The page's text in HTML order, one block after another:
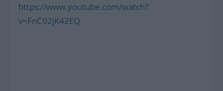
https://www.youtube.com/watch?
v=FnC02jK42EQ